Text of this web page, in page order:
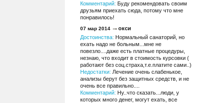
Комментарий: Буду рекомендовать своим
друзьям приехать сюда, потому что мне
понравилось!
07 мар 2014
окси
Достоинства: Нормальный санаторий, но
ехать надо не больным...мне не
повезло....даже есть платные процедуры,
незнаю, что входит в стоимость курсовки (
работают без соц.страха,т.е.платите сами..)
Недостатки: Лечение очень слабенькое,
анализы берут без защитных средств, и не
очень все правильно....
Комментарий: Ну..что сказать...люди, у
которых много денег, могут ехать, все